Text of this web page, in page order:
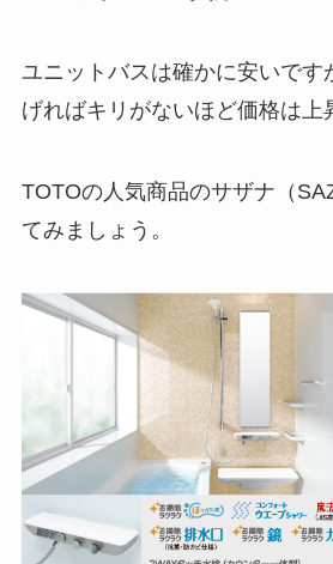
ユニットバスは確かに安いです
げればキリがないほど価格は上
TOTOの人気商品のサザナ（
てみましょう。